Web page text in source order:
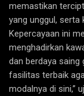
memastikan
yang unggul, serta
Kepercayaan ini
menghadirkan
dan berdaya saing
fasilitas terbaik
modalnya di sini,”